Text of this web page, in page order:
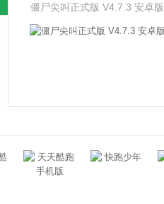
僵尸尖叫正式版 V4.7.3 安卓版